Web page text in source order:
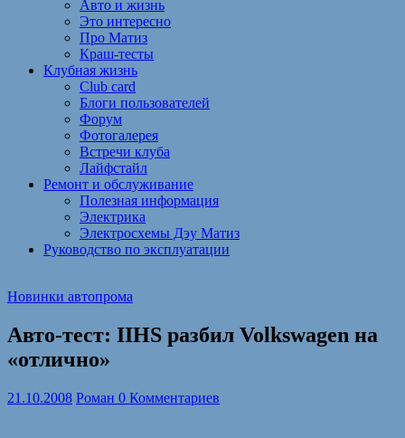
Авто и жизнь
Это интересно
Про Матиз
Краш-тесты
Клубная жизнь
Club card
Блоги пользователей
Форум
Фотогалерея
Встречи клуба
Лайфстайл
Ремонт и обслуживание
Полезная информация
Электрика
Электросхемы Дэу Матиз
Руководство по эксплуатации
Новинки автопрома
Авто-тест: IIHS разбил Volkswagen на
«отлично»
21.10.2008 Роман 0 Комментариев